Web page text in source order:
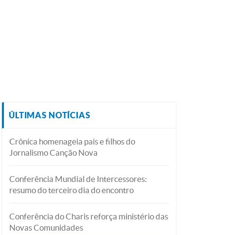
ÚLTIMAS NOTÍCIAS
Crônica homenageia pais e filhos do
Jornalismo Canção Nova
Conferência Mundial de Intercessores:
resumo do terceiro dia do encontro
Conferência do Charis reforça ministério das
Novas Comunidades